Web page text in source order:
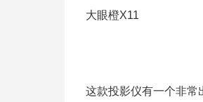
大眼橙X11
这款投影仪有一个非